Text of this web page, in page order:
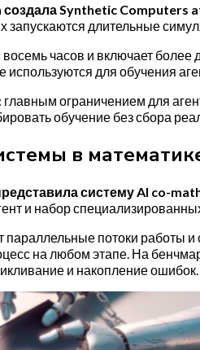
Synthetic Computers
длительные
часов и включает
для обучения
: главным ограничением для
обучение без сбора
в
систему AI co-
и набор
потоки работы и
на любом этапе. На
и накопление ошибок.